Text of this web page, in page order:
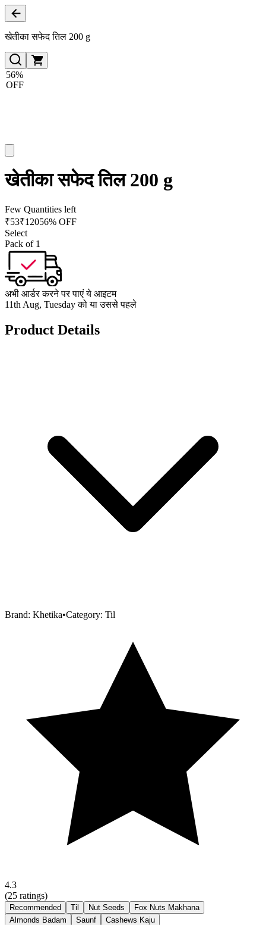
खेतीका सफेद तिल 200 g
56%
OFF
खेतीका सफेद तिल 200 g
Few Quantities left
₹53₹12056% OFF
Select
Pack of 1
अभी आर्डर करने पर पाएं ये आइटम
11th Aug, Tuesday को या उससे पहले
Product Details
Brand: Khetika•Category: Til
4.3
(25 ratings)
Recommended Til Nut Seeds
Fox Nuts Makhana
Almonds Badam
Saunf Cashews Kaju